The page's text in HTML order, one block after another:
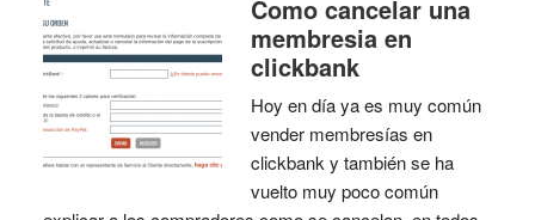
Como cancelar una
membresia en
clickbank
Hoy en día ya es muy común
vender membresías en
clickbank y también se ha
vuelto muy poco común